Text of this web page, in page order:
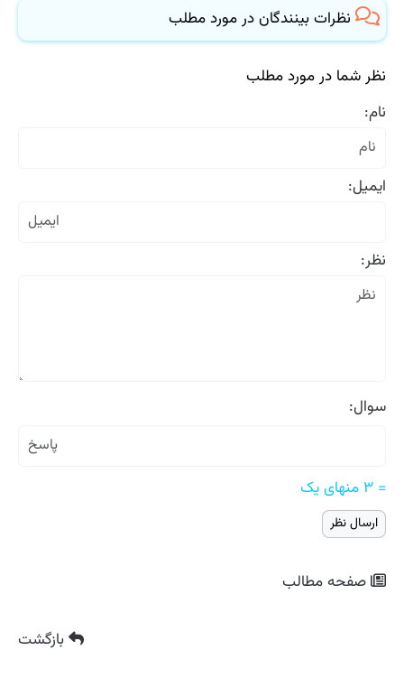
نظرات بینندگان در مورد مطلب
نظر شما در مورد مطلب
نام:
ایمیل:
نظر:
سوال:
= ۳ منهای یک
صفحه مطالب
بازگشت